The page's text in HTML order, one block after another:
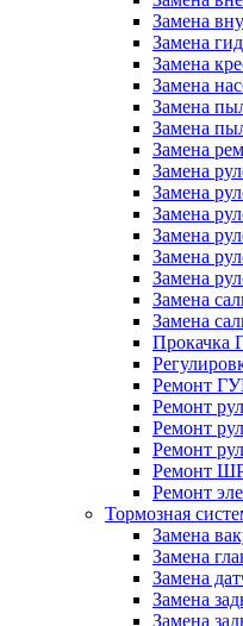
Замена
Замена
Замена
Замена
Замена
Замена
Замена
Замена
Замена
Замена
Замена
Замена
Замена
Замена
Замена
Прокачка
Ремонт
Ремонт
Ремонт
Ремонт
Ремонт
Ремонт
Тормозная
Замена
Замена
Замена
Замена
Замена